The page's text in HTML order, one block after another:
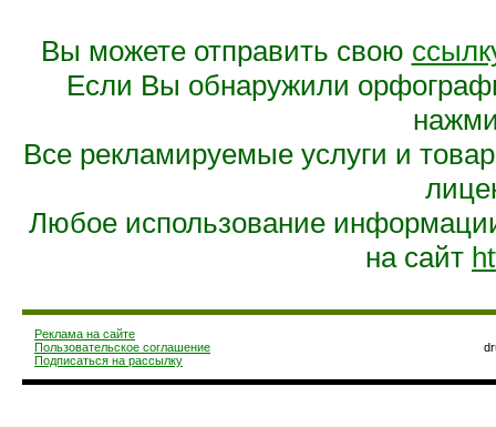
Вы можете отправить свою
Если Вы обнаружили
Все рекламируемые услуги и
Любое использование
на сайт
Реклама на сайте
Пользовательское соглашение
Подписаться на рассылку